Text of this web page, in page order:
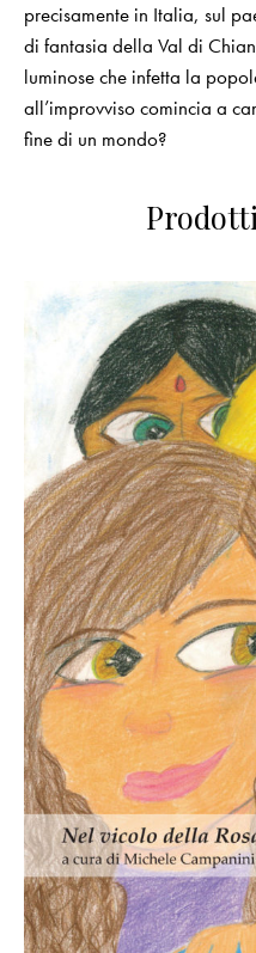
precisamente in Italia, sul
di fantasia della Val di
luminose che infetta la
all’improvviso comincia a
fine di un mondo?